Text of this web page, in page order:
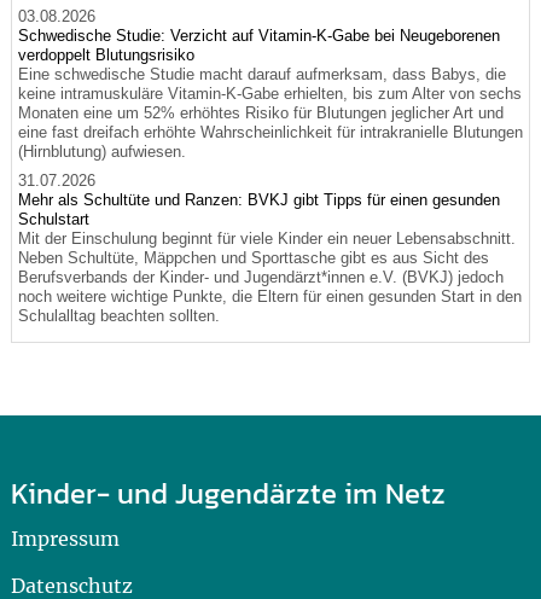
03.08.2026
Schwedische Studie: Verzicht auf Vitamin-K-Gabe bei Neugeborenen
verdoppelt Blutungsrisiko
Eine schwedische Studie macht darauf aufmerksam, dass Babys, die
keine intramuskuläre Vitamin-K-Gabe erhielten, bis zum Alter von sechs
Monaten eine um 52% erhöhtes Risiko für Blutungen jeglicher Art und
eine fast dreifach erhöhte Wahrscheinlichkeit für intrakranielle Blutungen
(Hirnblutung) aufwiesen.
31.07.2026
Mehr als Schultüte und Ranzen: BVKJ gibt Tipps für einen gesunden
Schulstart
Mit der Einschulung beginnt für viele Kinder ein neuer Lebensabschnitt.
Neben Schultüte, Mäppchen und Sporttasche gibt es aus Sicht des
Berufsverbands der Kinder- und Jugendärzt*innen e.V. (BVKJ) jedoch
noch weitere wichtige Punkte, die Eltern für einen gesunden Start in den
Schulalltag beachten sollten.
Kinder- und Jugendärzte im Netz
Impressum
Datenschutz